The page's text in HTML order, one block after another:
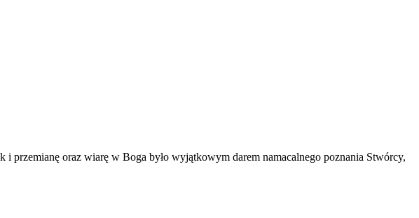
przemianę oraz wiarę w Boga było wyjątkowym darem namacalnego poznania Stwórcy,